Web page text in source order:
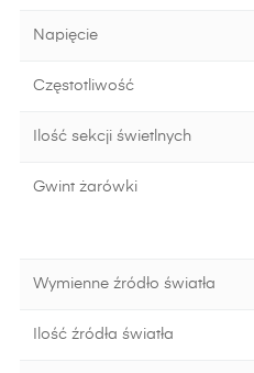
Napięcie
Częstotliwość
Ilość sekcji świetlnych
Gwint żarówki
Wymienne źródło światła
Ilość źródła światła